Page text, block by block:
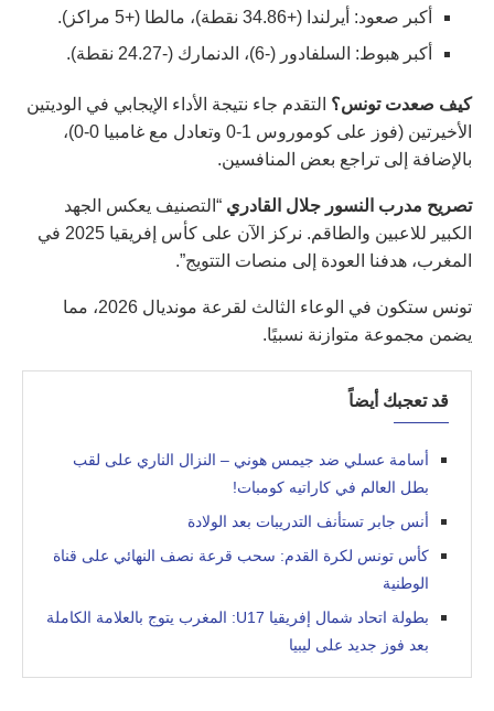
أكبر صعود: أيرلندا (+34.86 نقطة)، مالطا (+5 مراكز).
أكبر هبوط: السلفادور (-6)، الدنمارك (-24.27 نقطة).
كيف صعدت تونس؟ التقدم جاء نتيجة الأداء الإيجابي في الوديتين
الأخيرتين (فوز على كوموروس 1-0 وتعادل مع غامبيا 0-0)،
بالإضافة إلى تراجع بعض المنافسين.
تصريح مدرب النسور جلال القادري “التصنيف يعكس الجهد
الكبير للاعبين والطاقم. نركز الآن على كأس إفريقيا 2025 في
المغرب، هدفنا العودة إلى منصات التتويج”.
تونس ستكون في الوعاء الثالث لقرعة مونديال 2026، مما
يضمن مجموعة متوازنة نسبيًا.
قد تعجبك أيضاً
أسامة عسلي ضد جيمس هوني – النزال الناري على لقب
بطل العالم في كاراتيه كومبات!
أنس جابر تستأنف التدريبات بعد الولادة
كأس تونس لكرة القدم: سحب قرعة نصف النهائي على قناة
الوطنية
بطولة اتحاد شمال إفريقيا U17: المغرب يتوج بالعلامة الكاملة
بعد فوز جديد على ليبيا